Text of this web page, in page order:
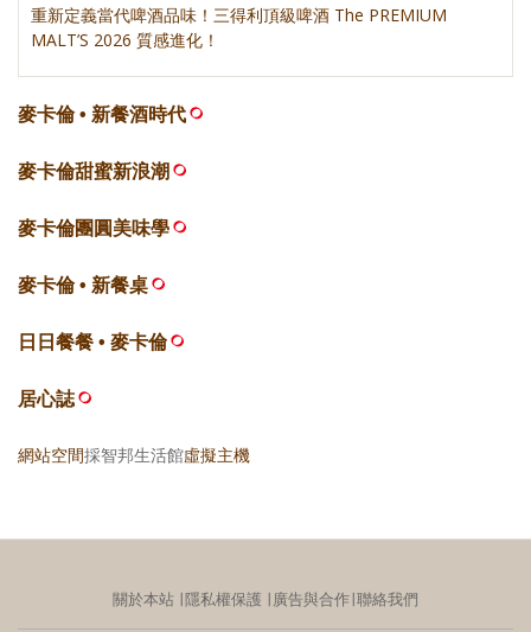
重新定義當代啤酒品味！三得利頂級啤酒 The PREMIUM
MALT’S 2026 質感進化！
麥卡倫 • 新餐酒時代
麥卡倫甜蜜新浪潮
麥卡倫團圓美味學
麥卡倫 • 新餐桌
日日餐餐 • 麥卡倫
居心誌
網站空間採智邦生活館虛擬主機
關於本站 ∣隱私權保護 ∣ 廣告與合作∣聯絡我們